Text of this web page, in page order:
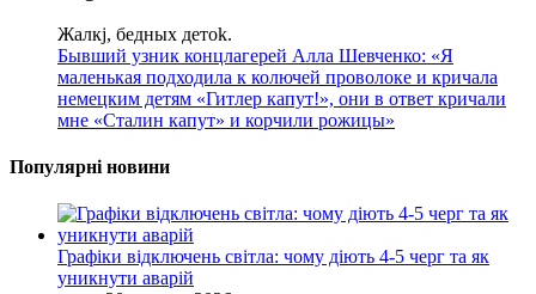
Жалкj, бедных детok.
Бывший узник концлагерей Алла Шевченко: «Я
маленькая подходила к колючей проволоке и кричала
немецким детям «Гитлер капут!», они в ответ кричали
мне «Сталин капут» и корчили рожицы»
Популярні новини
Графіки відключень світла: чому діють 4-5 черг та як
уникнути аварій